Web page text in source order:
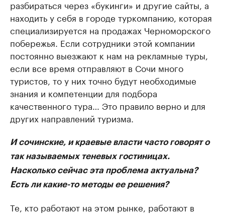
разбираться через «букинги» и другие сайты, а
находить у себя в городе туркомпанию, которая
специализируется на продажах Черноморского
побережья. Если сотрудники этой компании
постоянно выезжают к нам на рекламные туры,
если все время отправляют в Сочи много
туристов, то у них точно будут необходимые
знания и компетенции для подбора
качественного тура… Это правило верно и для
других направлений туризма.
И сочинские, и краевые власти часто говорят о
так называемых теневых гостиницах.
Насколько сейчас эта проблема актуальна?
Есть ли какие-то методы ее решения?
Те, кто работают на этом рынке, работают в